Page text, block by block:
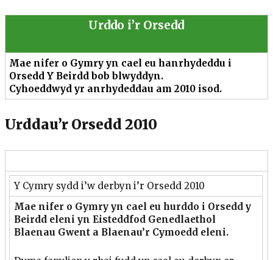
Urddo i’r Orsedd
Mae nifer o Gymry yn cael eu hanrhydeddu i
Orsedd Y Beirdd bob blwyddyn.
Cyhoeddwyd yr anrhydeddau am 2010 isod.
Urddau’r Orsedd 2010
Y Cymry sydd i’w derbyn i’r Orsedd 2010
Mae nifer o Gymry yn cael eu hurddo i Orsedd y
Beirdd eleni yn Eisteddfod Genedlaethol
Blaenau Gwent a Blaenau’r Cymoedd eleni.